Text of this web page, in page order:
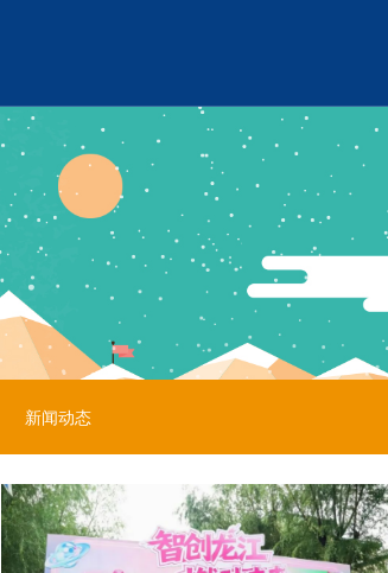
关于冰雪大世界
公司简介
企业荣誉
冰雪景观
冰雪景观
新闻动态